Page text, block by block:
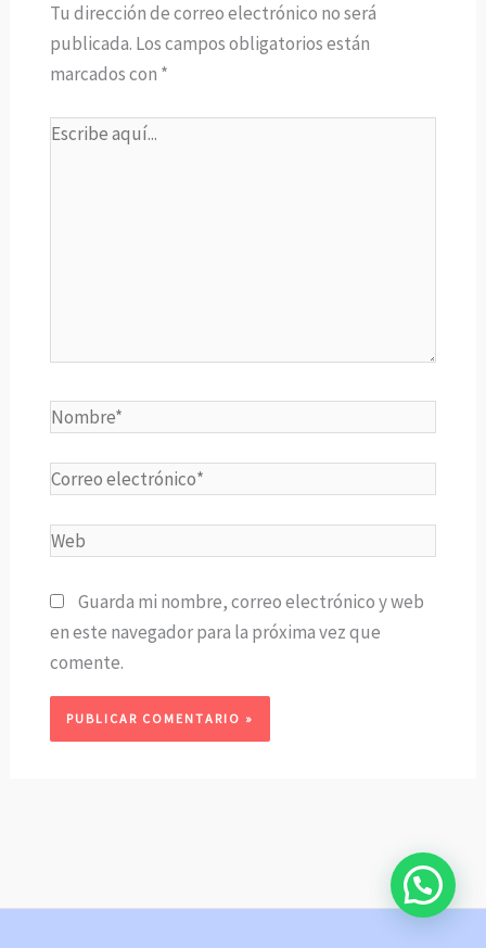
Tu dirección de correo electrónico no será
publicada. Los campos obligatorios están
marcados con *
Escribe
Nombre*
Correo
Web
Guarda mi nombre, correo electrónico y web
en este navegador para la próxima vez que
comente.